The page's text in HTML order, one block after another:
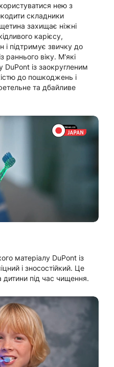
нею з
складники
захищає ніжні
карієсу,
і підтримує звичку до
раннього віку. М'які
DuPont із заокругленим
до пошкоджень і
та дбайливе
матеріалу DuPont із
і зносостійкий. Це
під час чищення.